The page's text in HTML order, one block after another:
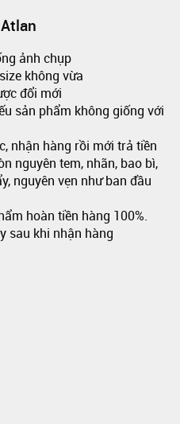
ảnh chụp
không vừa
đổi mới
sản phẩm không giống với
nhận hàng rồi mới trả tiền
nguyên tem, nhãn, bao bì,
nguyên vẹn như ban đầu
hoàn tiền hàng 100%.
sau khi nhận hàng